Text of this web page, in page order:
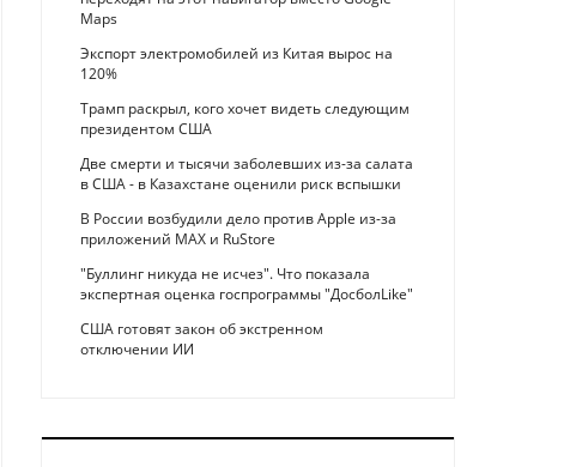
Maps
Экспорт электромобилей из Китая вырос на
120%
Трамп раскрыл, кого хочет видеть следующим
президентом США
Две смерти и тысячи заболевших из-за салата
в США - в Казахстане оценили риск вспышки
В России возбудили дело против Apple из-за
приложений MAX и RuStore
"Буллинг никуда не исчез". Что показала
экспертная оценка госпрограммы "ДосболLike"
США готовят закон об экстренном
отключении ИИ